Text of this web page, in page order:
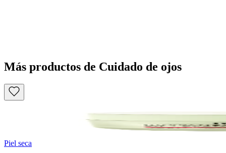
Más productos de Cuidado de ojos
Piel seca